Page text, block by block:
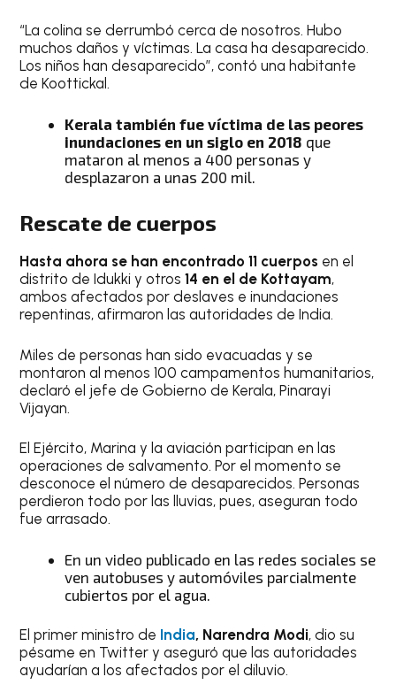
“La colina se derrumbó cerca de nosotros. Hubo
muchos daños y víctimas. La casa ha desaparecido.
Los niños han desaparecido”, contó una habitante
de Koottickal.
Kerala también fue víctima de las peores
inundaciones en un siglo en 2018 que
mataron al menos a 400 personas y
desplazaron a unas 200 mil.
Rescate de cuerpos
Hasta ahora se han encontrado 11 cuerpos en el
distrito de Idukki y otros 14 en el de Kottayam,
ambos afectados por deslaves e inundaciones
repentinas, afirmaron las autoridades de India.
Miles de personas han sido evacuadas y se
montaron al menos 100 campamentos humanitarios,
declaró el jefe de Gobierno de Kerala, Pinarayi
Vijayan.
El Ejército, Marina y la aviación participan en las
operaciones de salvamento. Por el momento se
desconoce el número de desaparecidos. Personas
perdieron todo por las lluvias, pues, aseguran todo
fue arrasado.
En un video publicado en las redes sociales se
ven autobuses y automóviles parcialmente
cubiertos por el agua.
El primer ministro de India, Narendra Modi, dio su
pésame en Twitter y aseguró que las autoridades
ayudarían a los afectados por el diluvio.